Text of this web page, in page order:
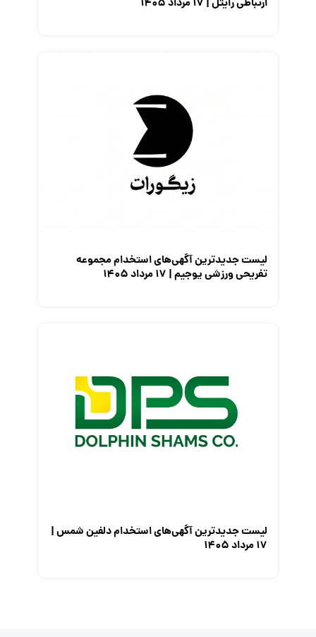
لیست جدیدترین آگهی‌های استخدام مجموعه
تفریحی ورزشی یوجیم | ۱۷ مرداد ۱۴۰۵
لیست جدیدترین آگهی‌های استخدام دلفین شمس |
۱۷ مرداد ۱۴۰۵